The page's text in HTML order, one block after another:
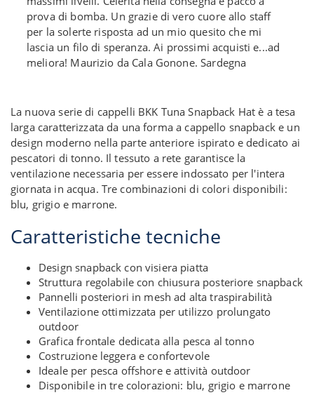
prova di bomba. Un grazie di vero cuore allo staff
per la solerte risposta ad un mio quesito che mi
lascia un filo di speranza. Ai prossimi acquisti e...ad
meliora! Maurizio da Cala Gonone. Sardegna
La nuova serie di cappelli BKK Tuna Snapback Hat è a tesa
larga caratterizzata da una forma a cappello snapback e un
design moderno nella parte anteriore ispirato e dedicato ai
pescatori di tonno. Il tessuto a rete garantisce la
ventilazione necessaria per essere indossato per l'intera
giornata in acqua. Tre combinazioni di colori disponibili:
blu, grigio e marrone.
Caratteristiche tecniche
Design snapback con visiera piatta
Struttura regolabile con chiusura posteriore snapback
Pannelli posteriori in mesh ad alta traspirabilità
Ventilazione ottimizzata per utilizzo prolungato
outdoor
Grafica frontale dedicata alla pesca al tonno
Costruzione leggera e confortevole
Ideale per pesca offshore e attività outdoor
Disponibile in tre colorazioni: blu, grigio e marrone